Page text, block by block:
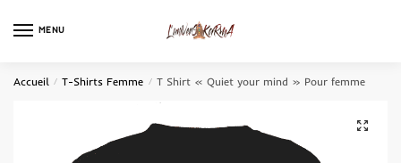
MENU
Accueil / T-Shirts Femme / T Shirt « Quiet your mind » Pour femme
🔍